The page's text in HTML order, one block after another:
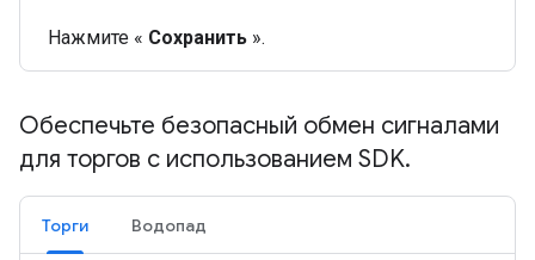
Нажмите « Сохранить ».
Обеспечьте безопасный обмен сигналами
для торгов с использованием SDK.
Торги Водопад